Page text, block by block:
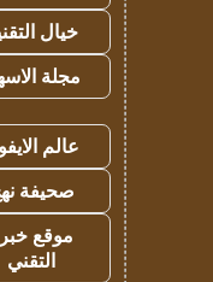
خيال
مجلة
عالم
صحيفة
موقع
التقني